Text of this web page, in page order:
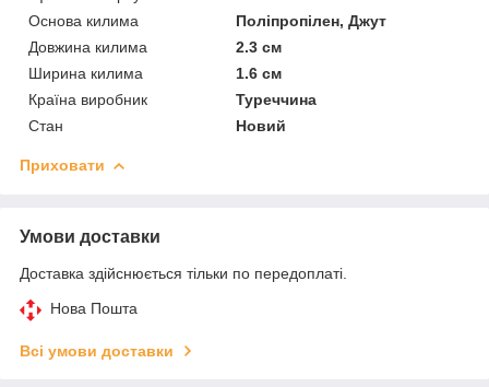
Основа килима
Поліпропілен, Джут
Довжина килима
2.3 см
Ширина килима
1.6 см
Країна виробник
Туреччина
Стан
Новий
Приховати
Умови доставки
Доставка здійснюється тільки по передоплаті.
Нова Пошта
Всі умови доставки